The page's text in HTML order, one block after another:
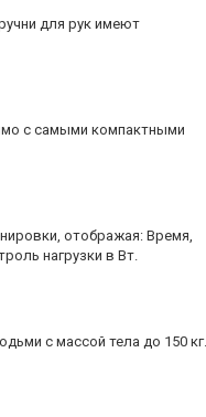
для рук имеют
с самыми компактными
отображая: Время,
нагрузки в Вт.
с массой тела до 150 кг.